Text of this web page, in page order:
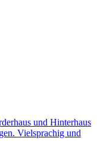
und Hinterhaus
Vielsprachig und